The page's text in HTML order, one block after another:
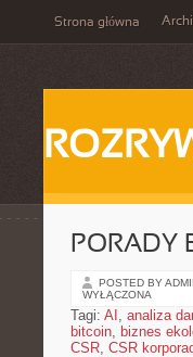
Strona główna
PORADY
POSTED BY
WYŁĄCZONA
Tagi: AI , analiza
bitcoin, biznes
CSR, CSR